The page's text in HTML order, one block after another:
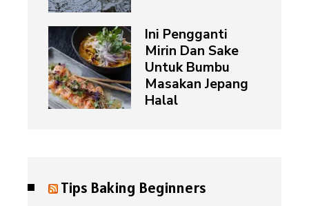
Ini Pengganti
Mirin Dan Sake
Untuk Bumbu
Masakan Jepang
Halal
Tips Baking Beginners